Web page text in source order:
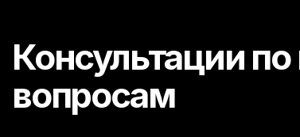
Консультации
вопросам